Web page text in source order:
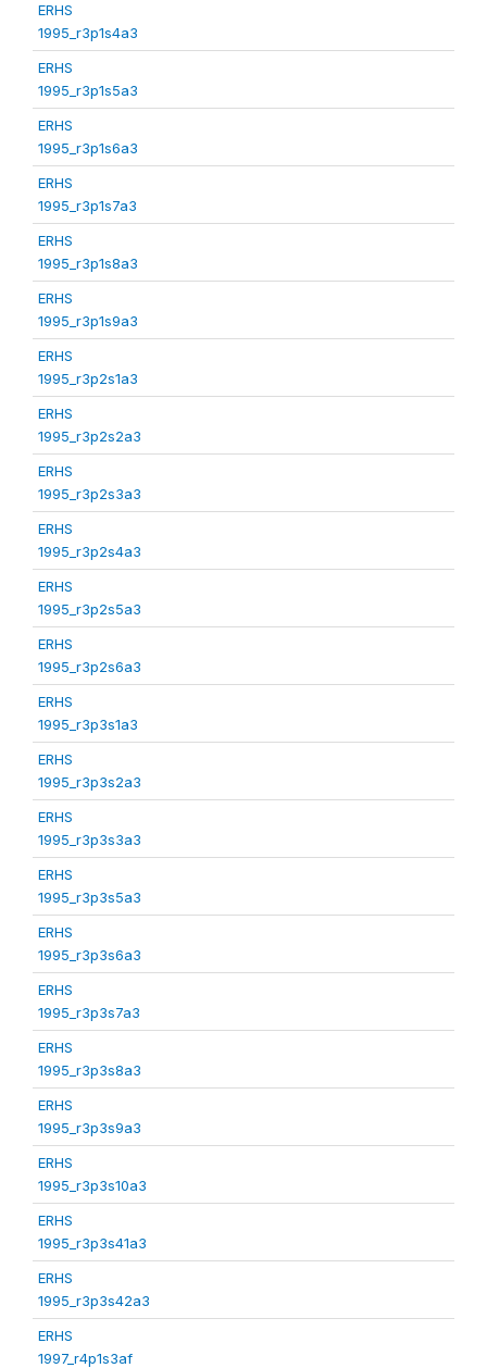
ERHS
1995_r3p1s4a3
ERHS
1995_r3p1s5a3
ERHS
1995_r3p1s6a3
ERHS
1995_r3p1s7a3
ERHS
1995_r3p1s8a3
ERHS
1995_r3p1s9a3
ERHS
1995_r3p2s1a3
ERHS
1995_r3p2s2a3
ERHS
1995_r3p2s3a3
ERHS
1995_r3p2s4a3
ERHS
1995_r3p2s5a3
ERHS
1995_r3p2s6a3
ERHS
1995_r3p3s1a3
ERHS
1995_r3p3s2a3
ERHS
1995_r3p3s3a3
ERHS
1995_r3p3s5a3
ERHS
1995_r3p3s6a3
ERHS
1995_r3p3s7a3
ERHS
1995_r3p3s8a3
ERHS
1995_r3p3s9a3
ERHS
1995_r3p3s10a3
ERHS
1995_r3p3s41a3
ERHS
1995_r3p3s42a3
ERHS
1997_r4p1s3af